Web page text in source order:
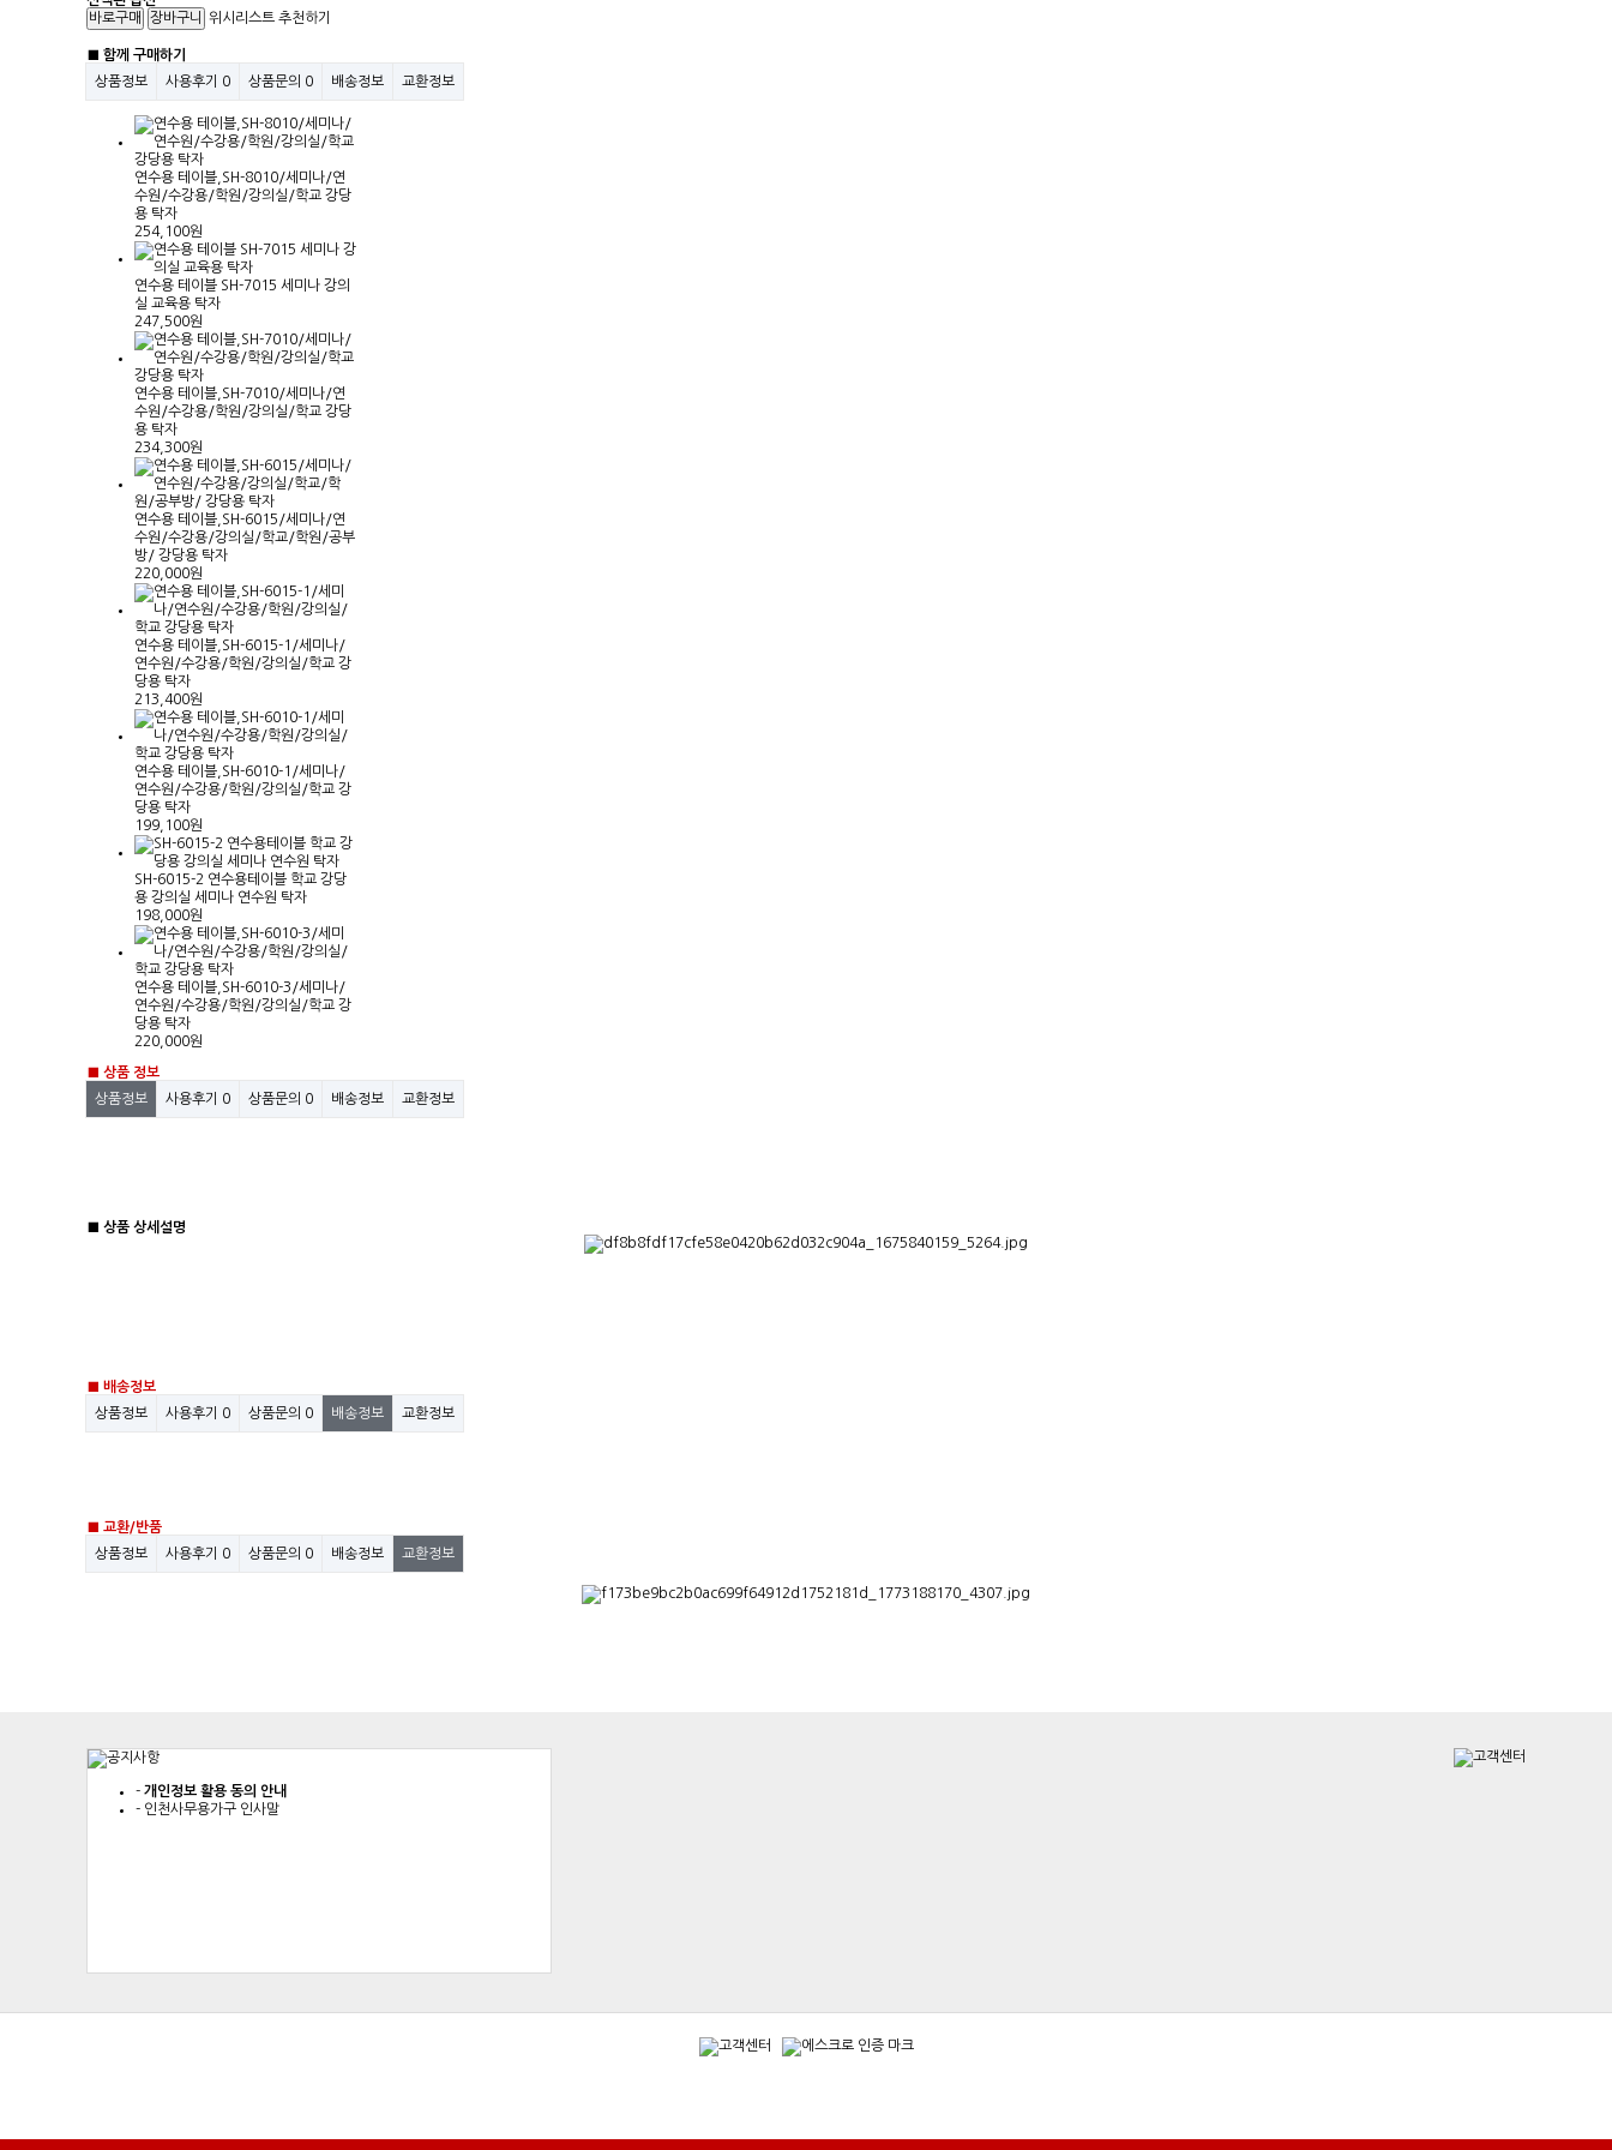
위시리스트 추천하기
■ 함께 구매하기
상품정보
사용후기 0 상품문의 0 배송정보 교환정보
연수용 테이블,SH-8010/세미나/연
수원/수강용/학원/강의실/학교 강당
용 탁자
254,100원
연수용 테이블 SH-7015 세미나 강의
실 교육용 탁자
247,500원
연수용 테이블,SH-7010/세미나/연
수원/수강용/학원/강의실/학교 강당
용 탁자
234,300원
연수용 테이블,SH-6015/세미나/연
수원/수강용/강의실/학교/학원/공부
방/ 강당용 탁자
220,000원
연수용 테이블,SH-6015-1/세미나/
연수원/수강용/학원/강의실/학교 강
당용 탁자
213,400원
연수용 테이블,SH-6010-1/세미나/
연수원/수강용/학원/강의실/학교 강
당용 탁자
199,100원
SH-6015-2 연수용테이블 학교 강당
용 강의실 세미나 연수원 탁자
198,000원
연수용 테이블,SH-6010-3/세미나/
연수원/수강용/학원/강의실/학교 강
당용 탁자
220,000원
■ 상품 정보
상품정보
사용후기 0 상품문의 0 배송정보 교환정보
■ 상품 상세설명
■ 배송정보
상품정보
사용후기 0 상품문의 0 배송정보 교환정보
■ 교환/반품
상품정보
사용후기 0 상품문의 0 배송정보 교환정보
- 개인정보 활용 동의 안내
- 인천사무용가구 인사말